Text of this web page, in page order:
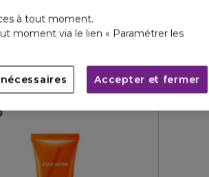
POUR FEMME
Eau de
à tout moment.
moment via le lien « Paramétrer les
Accepter et fermer